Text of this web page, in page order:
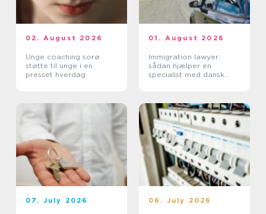
02. August 2026
Unge coaching sorø
støtte til unge i en
presset hverdag
01. August 2026
Immigration lawyer:
sådan hjælper en
specialist med dansk
07. July 2026 06. July 2026